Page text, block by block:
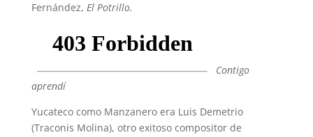
Fernández, El Potrillo.
Contigo
aprendí
Yucateco como Manzanero era Luis Demetrio
(Traconis Molina), otro exitoso compositor de